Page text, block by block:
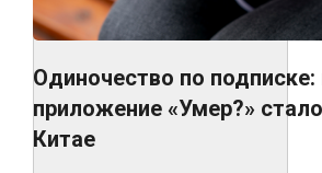
Одиночество по подписке:
приложение «Умер?»
Китае